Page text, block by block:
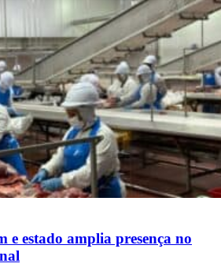
e estado amplia presença no